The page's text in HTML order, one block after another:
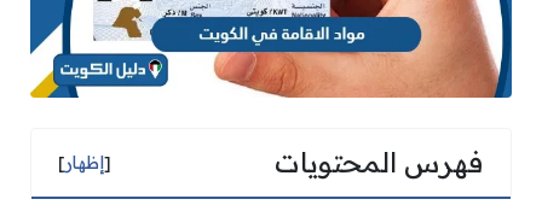
فهرس المحتويات [إظهار]